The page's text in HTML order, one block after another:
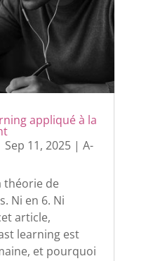
appliqué à la
Sep 11, 2025| A-
théorie de
Ni en 6. Ni
article,
learning est
et pourquoi